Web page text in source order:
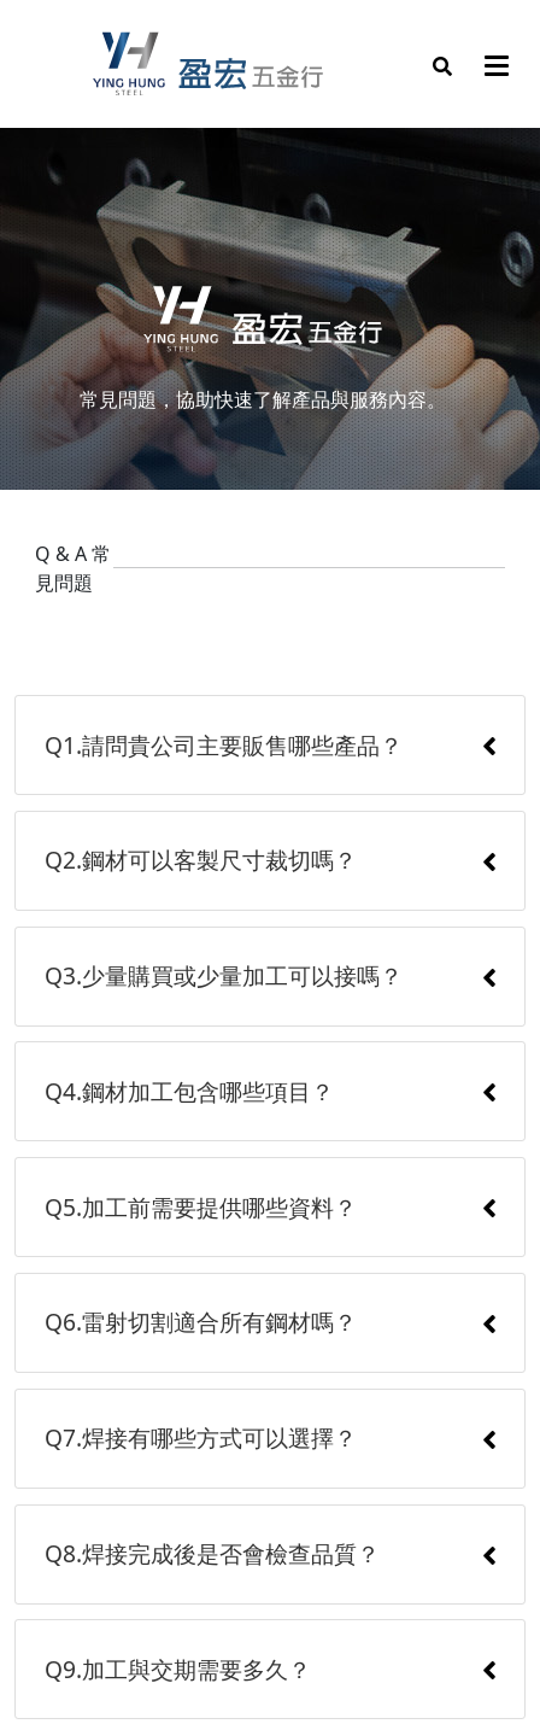
常見問題，協助快速了解產品與服務內容。
Q & A常
見問題
Q1.請問貴公司主要販售哪些產品？
Q2.鋼材可以客製尺寸裁切嗎？
Q3.少量購買或少量加工可以接嗎？
Q4.鋼材加工包含哪些項目？
Q5.加工前需要提供哪些資料？
Q6.雷射切割適合所有鋼材嗎？
Q7.焊接有哪些方式可以選擇？
Q8.焊接完成後是否會檢查品質？
Q9.加工與交期需要多久？